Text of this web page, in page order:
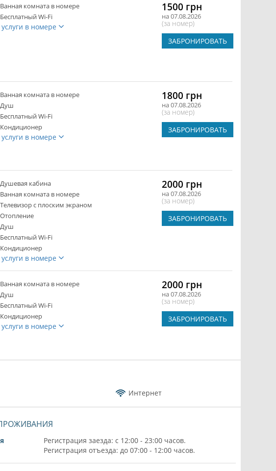
Ванная комната в номере
Бесплатный Wi-Fi
услуги в номере
1500 грн
на 07.08.2026
(за номер)
ЗАБРОНИРОВАТЬ
Ванная комната в номере
Душ
Бесплатный Wi-Fi
Кондиционер
услуги в номере
1800 грн
на 07.08.2026
(за номер)
ЗАБРОНИРОВАТЬ
Душевая кабина
Ванная комната в номере
Телевизор с плоским экраном
Отопление
Душ
Бесплатный Wi-Fi
Кондиционер
услуги в номере
2000 грн
на 07.08.2026
(за номер)
ЗАБРОНИРОВАТЬ
Ванная комната в номере
Душ
Бесплатный Wi-Fi
Кондиционер
услуги в номере
2000 грн
на 07.08.2026
(за номер)
ЗАБРОНИРОВАТЬ
Интернет
Регистрация заезда: с 12:00 - 23:00 часов.
Регистрация отъезда: до 07:00 - 12:00 часов.